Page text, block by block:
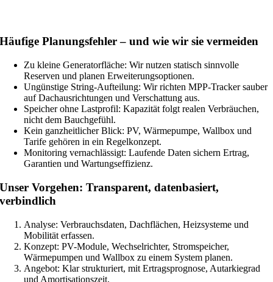
Häufige Planungsfehler – und wie wir sie vermeiden
Zu kleine Generatorfläche: Wir nutzen statisch sinnvolle
Reserven und planen Erweiterungsoptionen.
Ungünstige String-Aufteilung: Wir richten MPP-Tracker sauber
auf Dachausrichtungen und Verschattung aus.
Speicher ohne Lastprofil: Kapazität folgt realen Verbräuchen,
nicht dem Bauchgefühl.
Kein ganzheitlicher Blick: PV, Wärmepumpe, Wallbox und
Tarife gehören in ein Regelkonzept.
Monitoring vernachlässigt: Laufende Daten sichern Ertrag,
Garantien und Wartungseffizienz.
Unser Vorgehen: Transparent, datenbasiert,
verbindlich
Analyse: Verbrauchsdaten, Dachflächen, Heizsysteme und
Mobilität erfassen.
Konzept: PV-Module, Wechselrichter, Stromspeicher,
Wärmepumpen und Wallbox zu einem System planen.
Angebot: Klar strukturiert, mit Ertragsprognose, Autarkiegrad
und Amortisationszeit.